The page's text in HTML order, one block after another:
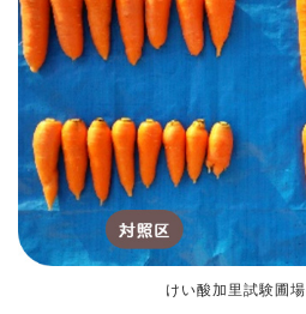
けい酸加里試験圃場